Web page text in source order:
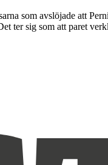
som avslöjade att
ter sig som att paret